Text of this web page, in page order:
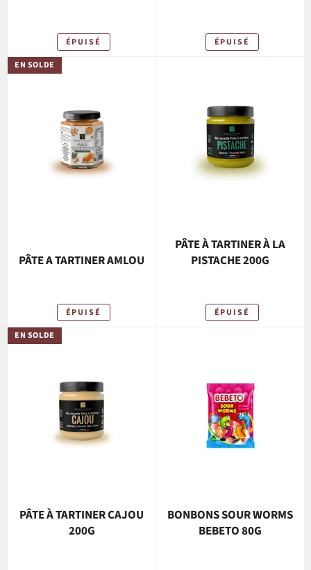
ÉPUISÉ ÉPUISÉ
PÂTE A TARTINER AMLOU
EN SOLDE
ÉPUISÉ
PÂTE À TARTINER À LA
PISTACHE 200G
ÉPUISÉ
PÂTE À TARTINER CAJOU
200G
EN SOLDE
BONBONS SOUR WORMS
BEBETO 80G